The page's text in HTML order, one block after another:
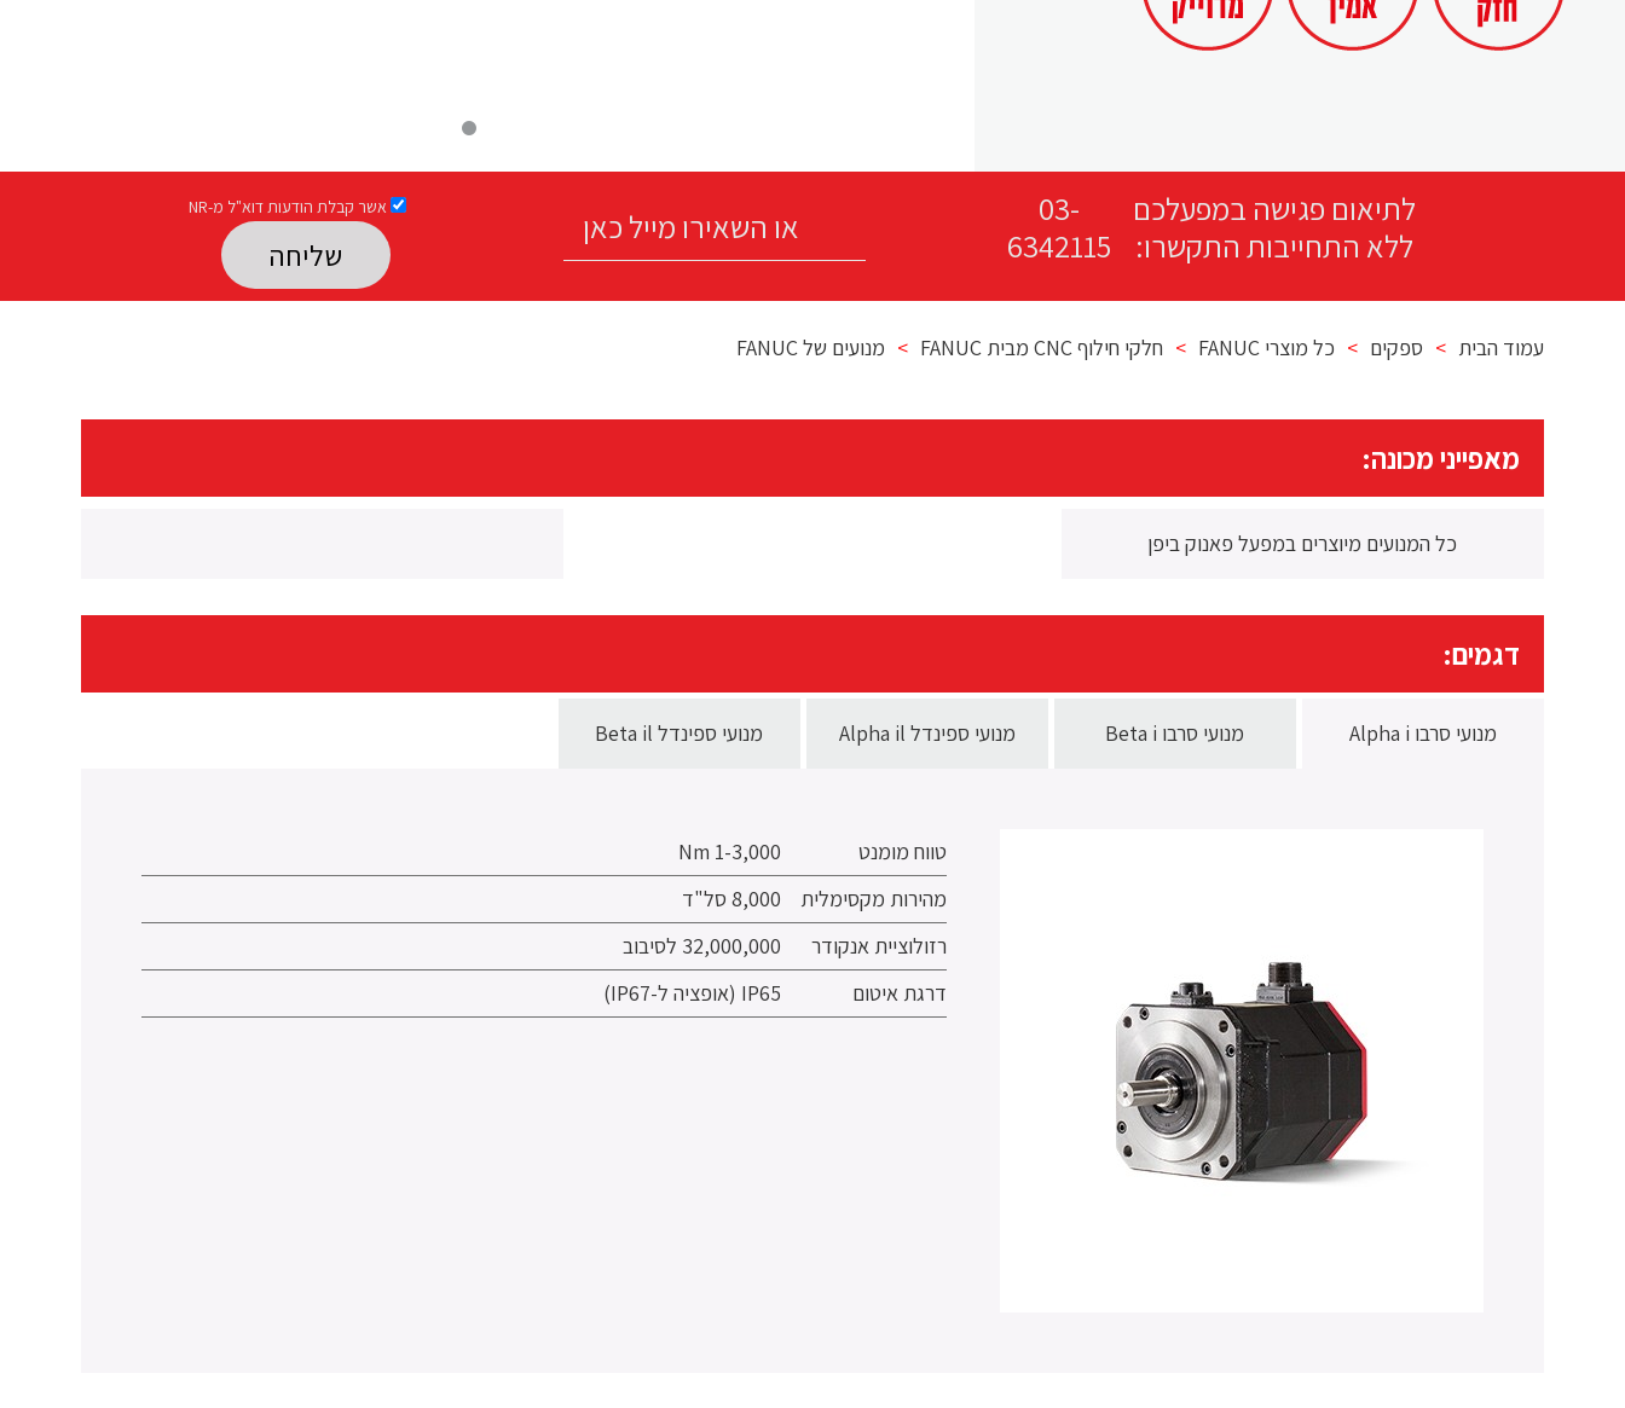
לתיאום פגישה במפעלכם
ללא התחייבות התקשרו:
03-
6342115
אשר קבלת הודעות דוא"ל מ-NR
Please leave this field empty.
עמוד הבית > ספקים > כל מוצרי FANUC > חלקי חילוף CNC מבית FANUC > מנועים של FANUC
מאפייני מכונה:
כל המנועים מיוצרים במפעל פאנוק ביפן
דגמים:
מנועי סרבו Alpha i מנועי סרבו Beta i מנועי ספינדל Alpha il מנועי ספינדל Beta il
טווח מומנט
1-3,000 Nm
מהירות מקסימלית
8,000 סל"ד
רזולוציית אנקודר
32,000,000 לסיבוב
דרגת איטום
IP65 (אופציה ל-IP67)